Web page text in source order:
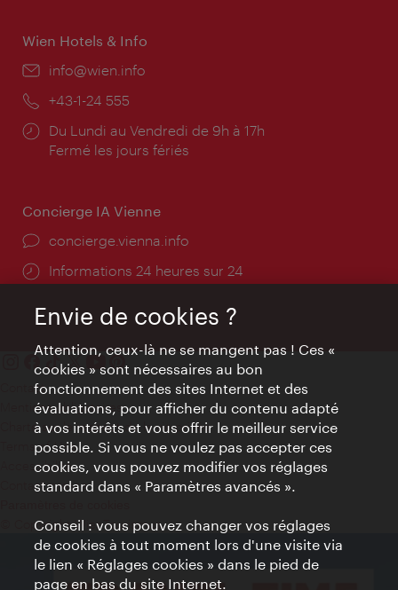
Wien Hotels & Info
E-
info@wien.info
Téléphone:
+43-1-24 555
Horaires
d'ouverture:
Du Lundi au Vendredi de 9h à 17h
Fermé les jours fériés
Concierge IA Vienne
Ort:
concierge.vienna.info
Öffnungszeiten:
Informations 24 heures sur 24
Contact
Mentions obligatoires
Charte sur le respect de la vie privée
Terms of Use
Accessibilité
Contact presse
© Copyright WienTourismus
Envie de cookies ?
Attention, ceux-là ne se mangent pas ! Ces «
cookies » sont nécessaires au bon
fonctionnement des sites Internet et des
évaluations, pour afficher du contenu adapté
à vos intérêts et vous offrir le meilleur service
possible. Si vous ne voulez pas accepter ces
cookies, vous pouvez modifier vos réglages
standard dans « Paramètres avancés ».
Conseil : vous pouvez changer vos réglages
de cookies à tout moment lors d'une visite via
le lien « Réglages cookies » dans le pied de
page en bas du site Internet.